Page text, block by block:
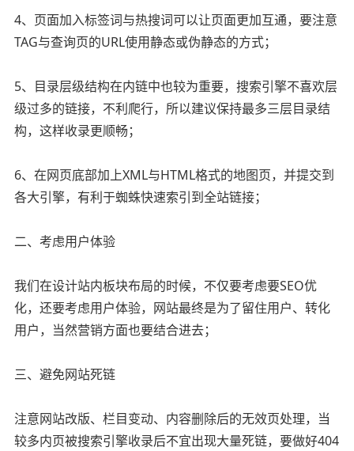
4、页面加入标签词与热搜词可以让页面更加互通，要注意
TAG与查询页的URL使用静态或伪静态的方式；
5、目录层级结构在内链中也较为重要，搜索引擎不喜欢层
级过多的链接，不利爬行，所以建议保持最多三层目录结
构，这样收录更顺畅；
6、在网页底部加上XML与HTML格式的地图页，并提交到
各大引擎，有利于蜘蛛快速索引到全站链接；
二、考虑用户体验
我们在设计站内板块布局的时候，不仅要考虑要SEO优
化，还要考虑用户体验，网站最终是为了留住用户、转化
用户，当然营销方面也要结合进去；
三、避免网站死链
注意网站改版、栏目变动、内容删除后的无效页处理，当
较多内页被搜索引擎收录后不宜出现大量死链，要做好404